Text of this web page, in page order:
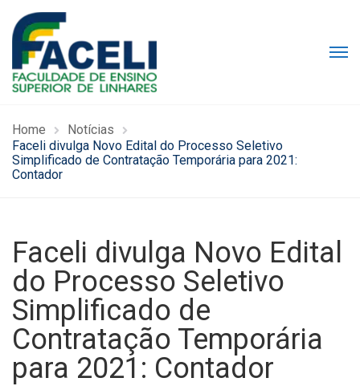
Home
Notícias
Faceli divulga Novo Edital do Processo Seletivo
Simplificado de Contratação Temporária para 2021:
Contador
Faceli divulga Novo Edital
do Processo Seletivo
Simplificado de
Contratação Temporária
para 2021: Contador